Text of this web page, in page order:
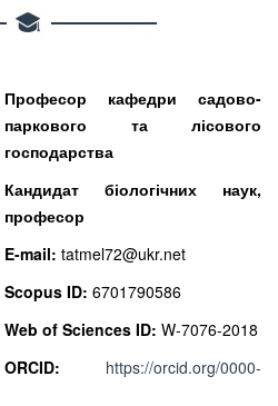
Професор кафедри садово-
паркового та лісового
господарства
Кандидат біологічних наук,
професор
E-mail: tatmel72@ukr.net
Scopus ID: 6701790586
Web of Sciences ID: W-7076-2018
ORCID:
https://orcid.org/0000-